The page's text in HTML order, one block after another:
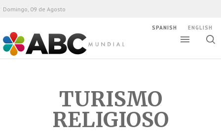
ABC Mundial
Domingo, 09 de Agosto
SPANISH ENGLISH
TURISMO
RELIGIOSO